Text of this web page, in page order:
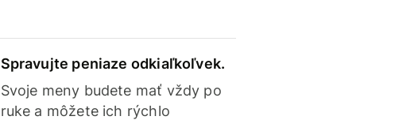
Spravujte peniaze odkiaľkoľvek.
Svoje meny budete mať vždy po
ruke a môžete ich rýchlo